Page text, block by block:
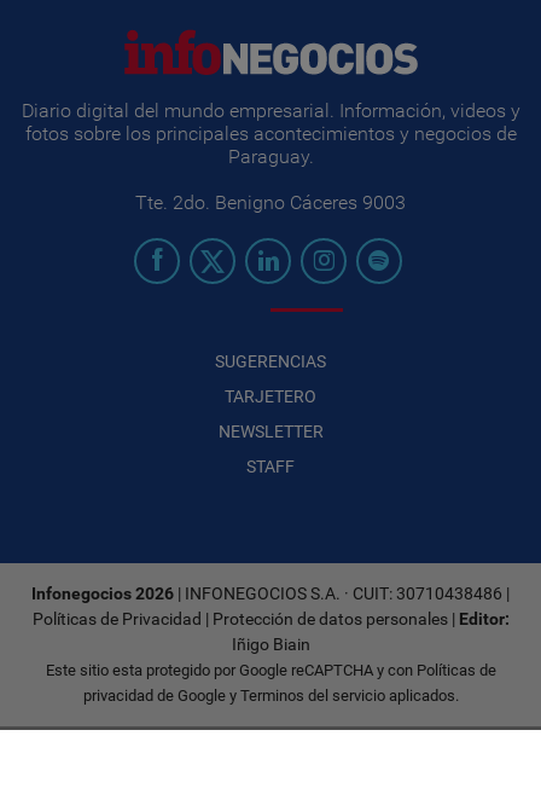
Diario digital del mundo empresarial. Información, videos y
fotos sobre los principales acontecimientos y negocios de
Paraguay.
Tte. 2do. Benigno Cáceres 9003
SUGERENCIAS
TARJETERO
NEWSLETTER
STAFF
Infonegocios 2026 | INFONEGOCIOS S.A. · CUIT: 30710438486 |
Políticas de Privacidad | Protección de datos personales| Editor:
Iñigo Biain
Este sitio esta protegido por Google reCAPTCHA y con Políticas de
privacidad de Googley Terminos del servicioaplicados.